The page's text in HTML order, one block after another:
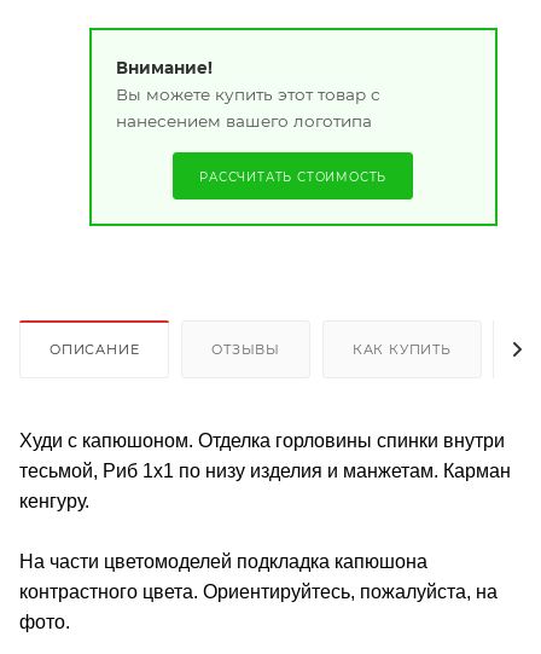
Внимание!
Вы можете купить этот товар с
нанесением вашего логотипа
РАССЧИТАТЬ СТОИМОСТЬ
ОПИСАНИЕ ОТЗЫВЫ КАК КУПИТЬ
Худи с капюшоном. Отделка горловины спинки внутри
тесьмой, Риб 1х1 по низу изделия и манжетам. Карман
кенгуру.
На части цветомоделей подкладка капюшона
контрастного цвета. Ориентируйтесь, пожалуйста, на
фото.